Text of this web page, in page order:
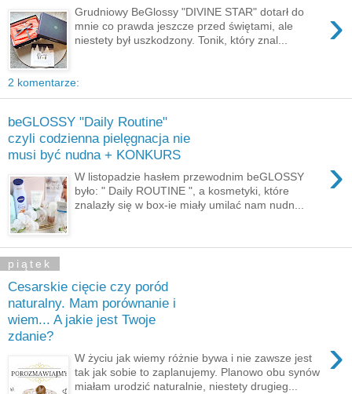
›
Grudniowy BeGlossy "DIVINE STAR" dotarł do
mnie co prawda jeszcze przed świętami, ale
niestety był uszkodzony. Tonik, który znal...
2 komentarze:
beGLOSSY "Daily Routine"
czyli codzienna pielęgnacja nie
musi być nudna + KONKURS
›
W listopadzie hasłem przewodnim beGLOSSY
było: " Daily ROUTINE ", a kosmetyki, które
znalazły się w box-ie miały umilać nam nudn...
piątek
Cesarskie cięcie czy poród
naturalny. Mam porównanie i
wiem... A jakie jest Twoje
zdanie?
›
W życiu jak wiemy różnie bywa i nie zawsze jest
tak jak sobie to zaplanujemy. Planowo obu synów
miałam urodzić naturalnie, niestety drugieg...